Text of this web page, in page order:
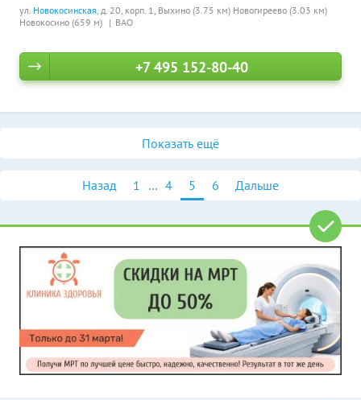
ул. Новокосинская, д. 20, корп. 1, Выхино (3.75 км) Новогиреево (3.03 км)
Новокосино (659 м)
ВАО
+7 495 152-80-40
Показать ещё
Назад 1 ... 4 5 6 Дальше